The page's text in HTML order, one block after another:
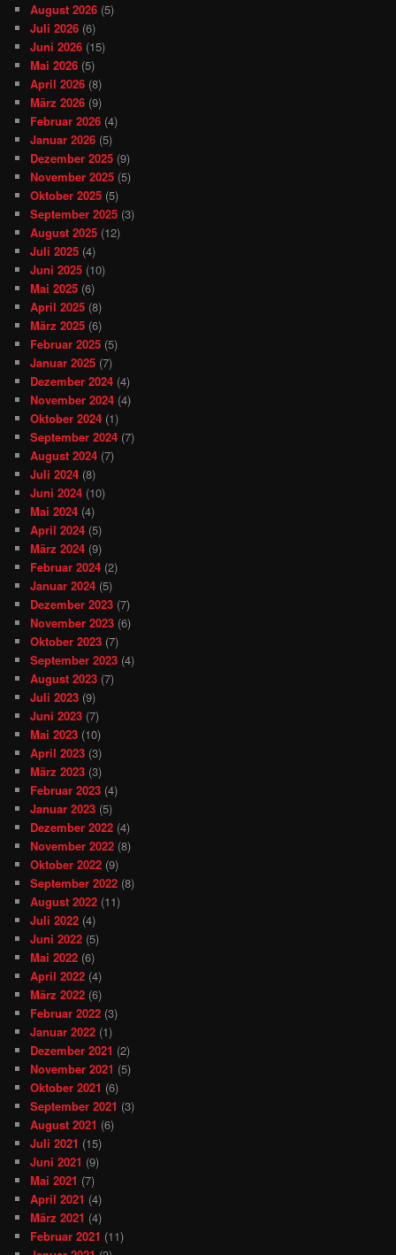
August 2026 (5)
Juli 2026 (6)
Juni 2026 (15)
Mai 2026 (5)
April 2026 (8)
März 2026 (9)
Februar 2026 (4)
Januar 2026 (5)
Dezember 2025 (9)
November 2025 (5)
Oktober 2025 (5)
September 2025 (3)
August 2025 (12)
Juli 2025 (4)
Juni 2025 (10)
Mai 2025 (6)
April 2025 (8)
März 2025 (6)
Februar 2025 (5)
Januar 2025 (7)
Dezember 2024 (4)
November 2024 (4)
Oktober 2024 (1)
September 2024 (7)
August 2024 (7)
Juli 2024 (8)
Juni 2024 (10)
Mai 2024 (4)
April 2024 (5)
März 2024 (9)
Februar 2024 (2)
Januar 2024 (5)
Dezember 2023 (7)
November 2023 (6)
Oktober 2023 (7)
September 2023 (4)
August 2023 (7)
Juli 2023 (9)
Juni 2023 (7)
Mai 2023 (10)
April 2023 (3)
März 2023 (3)
Februar 2023 (4)
Januar 2023 (5)
Dezember 2022 (4)
November 2022 (8)
Oktober 2022 (9)
September 2022 (8)
August 2022 (11)
Juli 2022 (4)
Juni 2022 (5)
Mai 2022 (6)
April 2022 (4)
März 2022 (6)
Februar 2022 (3)
Januar 2022 (1)
Dezember 2021 (2)
November 2021 (5)
Oktober 2021 (6)
September 2021 (3)
August 2021 (6)
Juli 2021 (15)
Juni 2021 (9)
Mai 2021 (7)
April 2021 (4)
März 2021 (4)
Februar 2021 (11)